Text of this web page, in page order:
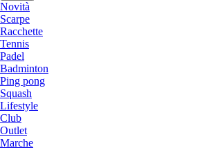
Novità
Scarpe
Racchette
Tennis
Padel
Badminton
Ping pong
Squash
Lifestyle
Club
Outlet
Marche